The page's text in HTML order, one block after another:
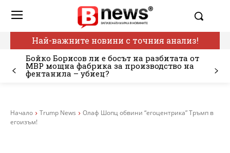
Най-важните новини с точния анализ!
Бойко Борисов ли е босът на разбитата от
МВР мощна фабрика за производство на
фентанила – убиец?
Начало Trump News
Олаф Шопц обвини “егоцентрика” Тръмп в
егоизъм!